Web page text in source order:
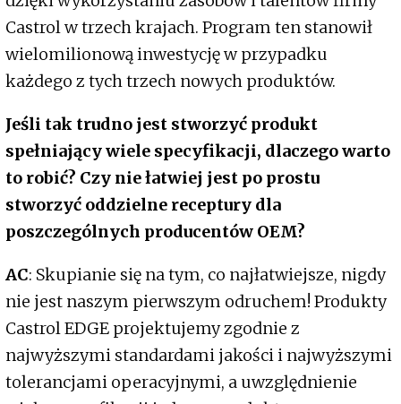
Castrol w trzech krajach. Program ten stanowił
wielomilionową inwestycję w przypadku
każdego z tych trzech nowych produktów.
Jeśli tak trudno jest stworzyć produkt
spełniający wiele specyfikacji, dlaczego warto
to robić? Czy nie łatwiej jest po prostu
stworzyć oddzielne receptury dla
poszczególnych producentów OEM?
AC: Skupianie się na tym, co najłatwiejsze, nigdy
nie jest naszym pierwszym odruchem! Produkty
Castrol EDGE projektujemy zgodnie z
najwyższymi standardami jakości i najwyższymi
tolerancjami operacyjnymi, a uwzględnienie